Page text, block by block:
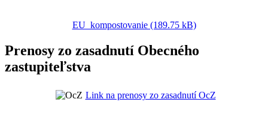
EU_kompostovanie (189.75 kB)
Prenosy zo zasadnutí Obecného
zastupiteľstva
Link na prenosy zo zasadnutí OcZ